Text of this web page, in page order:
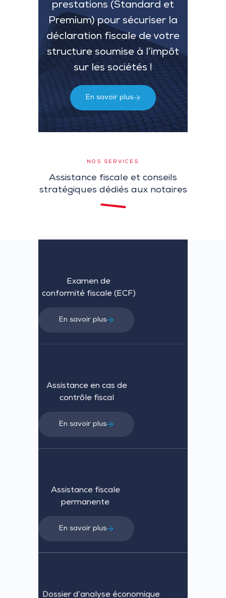
prestations (Standard et
Premium) pour sécuriser la
déclaration fiscale de votre
structure soumise à l’impôt
sur les sociétés !
En savoir plus
NOS SERVICES
Assistance fiscale et conseils
stratégiques dédiés aux notaires
Examen de
conformité fiscale (ECF)
En savoir plus
Assistance en cas de
contrôle fiscal
En savoir plus
Assistance fiscale
permanente
En savoir plus
Dossier d’analyse économique